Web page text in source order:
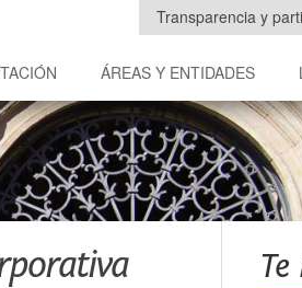
Transparencia y
ÁREAS Y ENTIDADES